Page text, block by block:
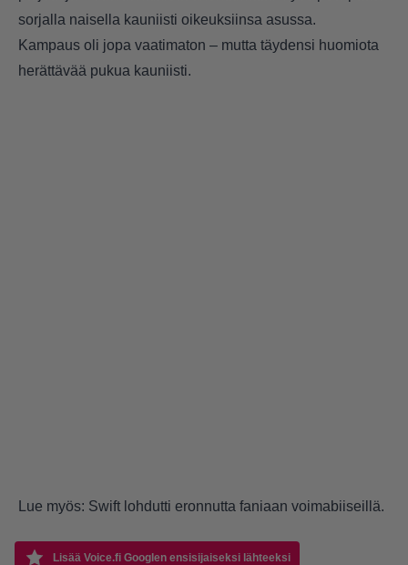
sorjalla naisella kauniisti oikeuksiinsa asussa.
Kampaus oli jopa vaatimaton – mutta täydensi huomiota
herättävää pukua kauniisti.
Lue myös: Swift lohdutti eronnutta faniaan voimabiiseillä.
Lisää Voice.fi Googlen ensisijaiseksi lähteeksi